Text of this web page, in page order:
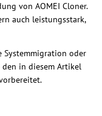
von AOMEI Cloner.
auch leistungsstark,
Systemmigration oder
in diesem Artikel